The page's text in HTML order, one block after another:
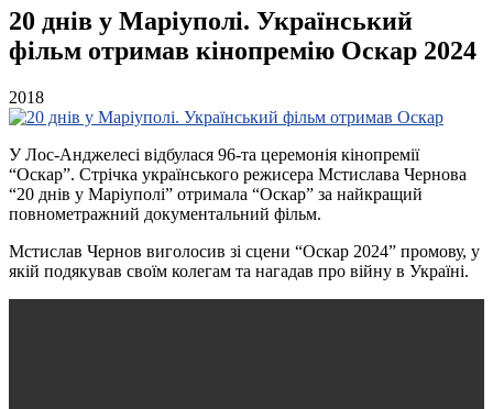
20 днів у Маріуполі. Український
фільм отримав кінопремію Оскар 2024
2018
У Лос-Анджелесі відбулася 96-та церемонія кінопремії
“Оскар”. Стрічка українського режисера Мстислава Чернова
“20 днів у Маріуполі” отримала “Оскар” за найкращий
повнометражний документальний фільм.
Мстислав Чернов виголосив зі сцени “Оскар 2024” промову, у
якій подякував своїм колегам та нагадав про війну в Україні.